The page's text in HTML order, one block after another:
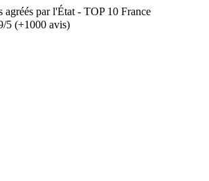
agréés par l'État - TOP 10 France
5 (+1000 avis)